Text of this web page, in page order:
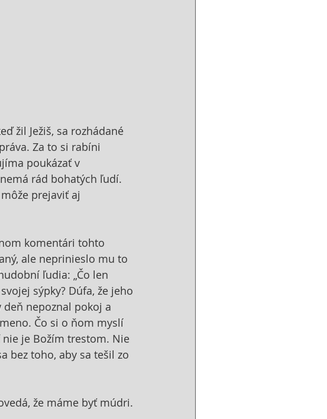
žil Ježiš, sa rozhádané
Za to si rabíni
poukázať v
rád bohatých ľudí.
prejaviť aj
komentári tohto
ale neprinieslo mu to
ľudia: „Čo len
sýpky? Dúfa, že jeho
nepoznal pokoj a
Čo si o ňom myslí
nie je Božím trestom. Nie
bez toho, aby sa tešil zo
že máme byť múdri.